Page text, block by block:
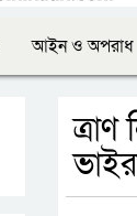
আইন ও অপরাধ